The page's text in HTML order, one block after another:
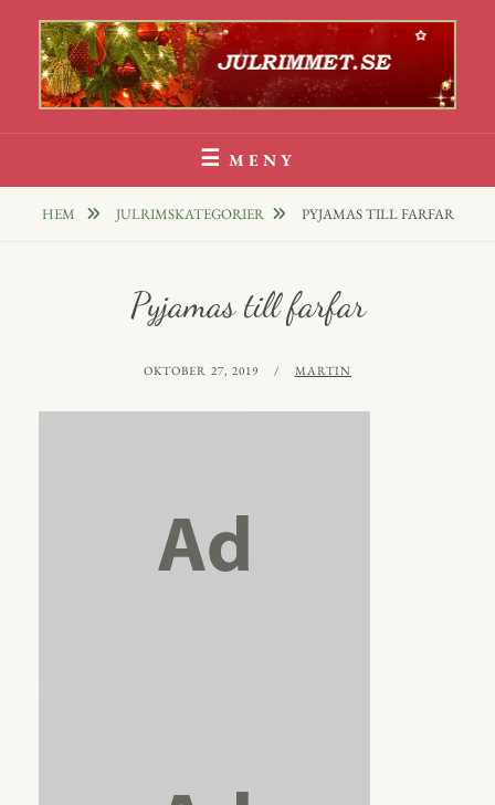
innehåll
Julrim Och Julklappsrim
MENY
HEM JULRIMSKATEGORIER PYJAMAS TILL FARFAR
Pyjamas till farfar
PUBLICERAT
OKTOBER 27, 2019 AV
MARTIN